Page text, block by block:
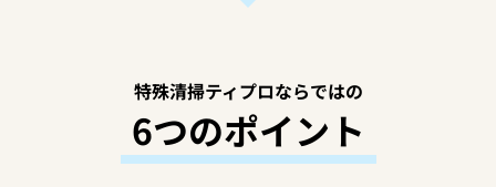
特殊清掃ティプロならではの
6つのポイント